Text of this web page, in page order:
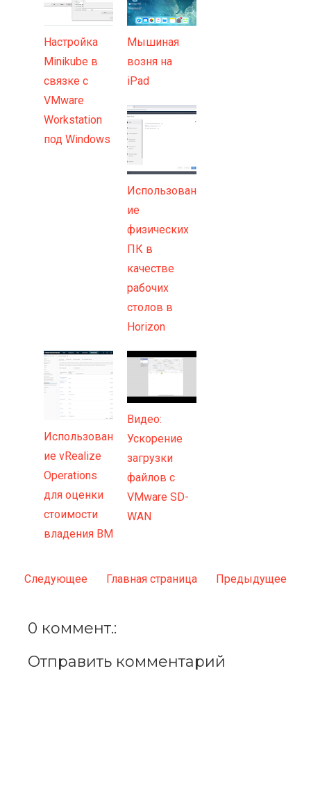
Настройка
Minikube в
связке с
VMware
Workstation
под Windows
Мышиная
возня на
iPad
Использован
ие
физических
ПК в
качестве
рабочих
столов в
Horizon
Использован
ие vRealize
Operations
для оценки
стоимости
владения ВМ
Видео:
Ускорение
загрузки
файлов с
VMware SD-
WAN
Следующее Предыдущее
Главная страница
0 коммент.:
Отправить комментарий